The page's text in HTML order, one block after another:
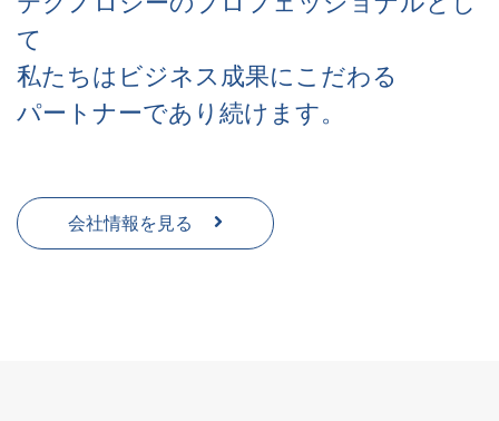
て
私たちはビジネス成果にこだわる
パートナーであり続けます。
会社情報を見る